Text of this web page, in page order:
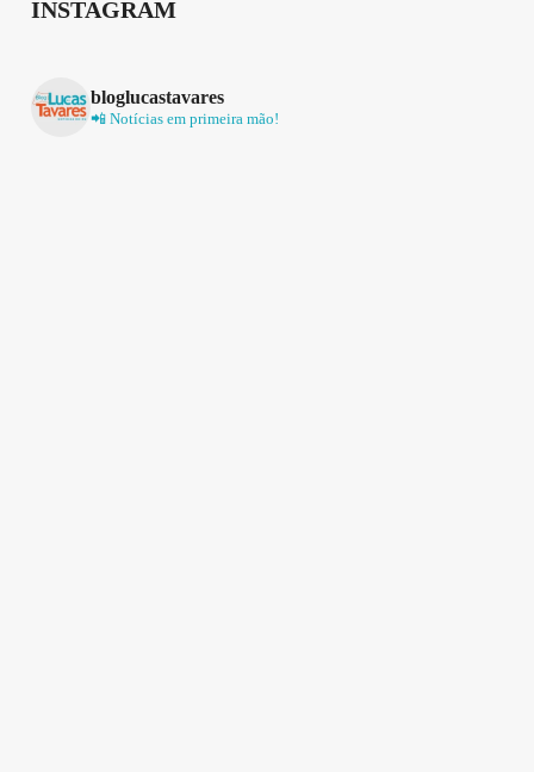
INSTAGRAM
bloglucastavares
📲 Notícias em primeira mão!